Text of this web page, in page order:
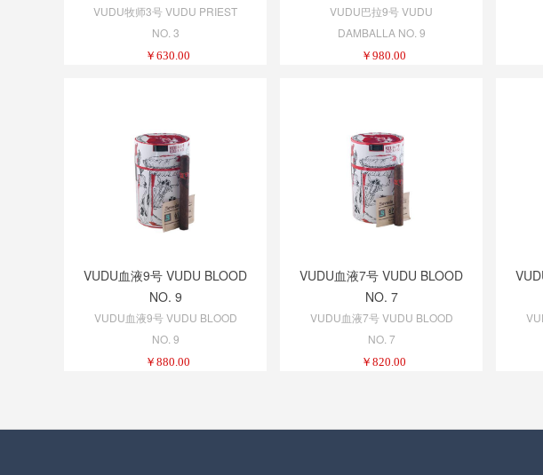
VUDU牧师3号 VUDU PRIEST
NO. 3
￥ 630.00
VUDU巴拉9号 VUDU
DAMBALLA NO. 9
￥ 980.00
VUDU血液9号 VUDU BLOOD
NO. 9
VUDU血液9号 VUDU BLOOD
NO. 9
￥ 880.00
VUDU血液7号 VUDU BLOOD
NO. 7
VUDU血液7号 VUDU BLOOD
NO. 7
￥ 820.00